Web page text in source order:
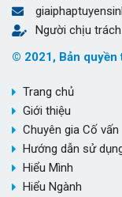
Người chịu
© 2021, Bản quyền
Trang chủ
Giới thiệu
Chuyên gia Cố vấn
Hướng dẫn sử
Hiểu Mình
Hiểu Ngành